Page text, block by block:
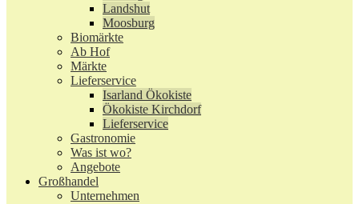
Landshut
Moosburg
Biomärkte
Ab Hof
Märkte
Lieferservice
Isarland Ökokiste
Ökokiste Kirchdorf
Lieferservice
Gastronomie
Was ist wo?
Angebote
Großhandel
Unternehmen